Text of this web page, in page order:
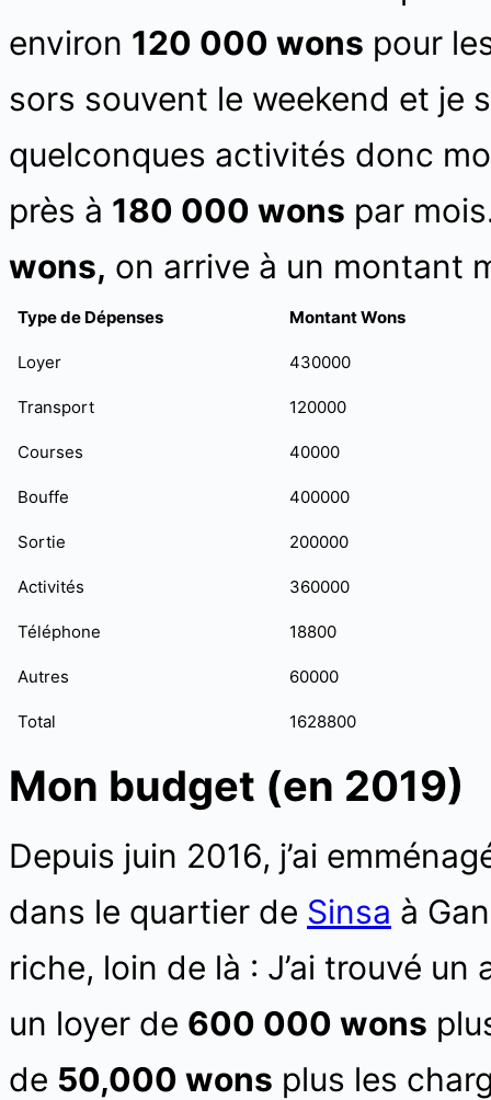
environ 120 000 wons pour
sors souvent le weekend et je
quelconques activités donc
près à 180 000 wons par
wons, on arrive à un montant
Type de Dépenses Montant Wons
Loyer 430000
Transport 120000
Courses 40000
Bouffe 400000
Sortie 200000
Activités 360000
Téléphone 18800
Autres 60000
Total 1628800
Mon budget (en 2019)
Depuis juin 2016, j’ai
dans le quartier de Sinsa à
riche, loin de là : J’ai trouvé
un loyer de 600 000 wons
de 50,000 wons plus les